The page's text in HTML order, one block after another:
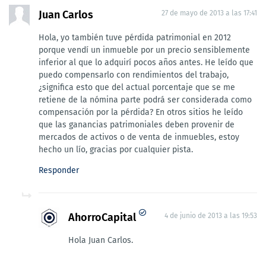
Juan Carlos 27 de mayo de 2013 a las 17:41
Hola, yo también tuve pérdida patrimonial en 2012
porque vendí un inmueble por un precio sensiblemente
inferior al que lo adquirí pocos años antes. He leído que
puedo compensarlo con rendimientos del trabajo,
¿significa esto que del actual porcentaje que se me
retiene de la nómina parte podrá ser considerada como
compensación por la pérdida? En otros sitios he leído
que las ganancias patrimoniales deben provenir de
mercados de activos o de venta de inmuebles, estoy
hecho un lío, gracias por cualquier pista.
Responder
AhorroCapital 4 de junio de 2013 a las 19:53
Hola Juan Carlos.